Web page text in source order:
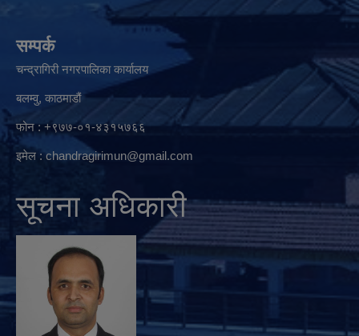
सम्पर्क
चन्द्रागिरी नगरपालिका कार्यालय
बलम्वु, काठमाडौं
फोन : +९७७-०१-४३१५७६६
इमेल :chandragirimun@gmail.com
सूचना अधिकारी